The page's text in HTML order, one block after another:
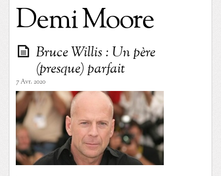
Demi Moore
Bruce Willis : Un père
(presque) parfait
7 Avr. 2020